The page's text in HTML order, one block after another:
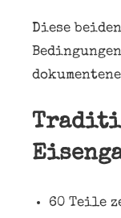
Diese
60 Teile